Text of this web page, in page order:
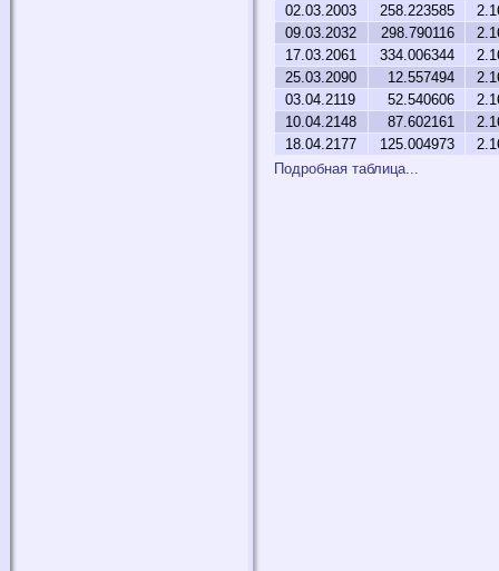
02.03.2003
258.223585
09.03.2032
298.790116
17.03.2061
334.006344
25.03.2090
12.557494
03.04.2119
52.540606
10.04.2148
87.602161
18.04.2177
125.004973
Подробная таблица...